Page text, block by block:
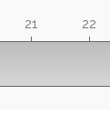
21 22